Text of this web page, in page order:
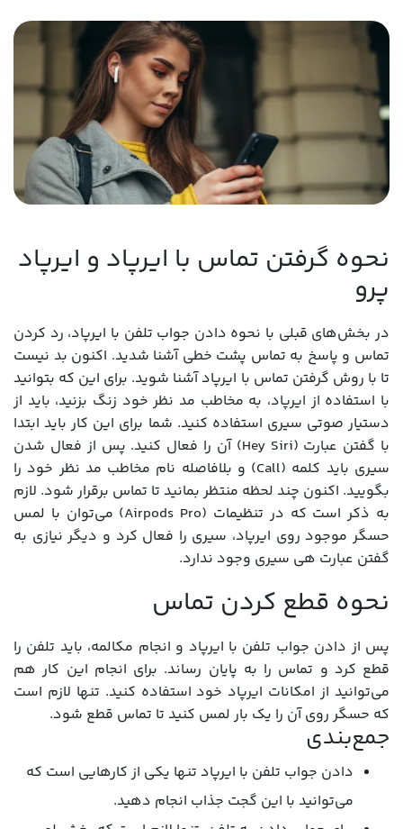
نحوه گرفتن تماس با ایرپاد و ایرپاد
پرو
در بخش‌های قبلی با نحوه دادن جواب تلفن با ایرپاد، رد کردن
تماس و پاسخ به تماس پشت خطی آشنا شدید. اکنون بد نیست
تا با روش گرفتن تماس با ایرپاد آشنا شوید. برای این که بتوانید
با استفاده از ایرپاد، به مخاطب مد نظر خود زنگ بزنید، باید از
دستیار صوتی سیری استفاده کنید. شما برای این کار باید ابتدا
با گفتن عبارت (Hey Siri) آن را فعال کنید. پس از فعال شدن
سیری باید کلمه (Call) و بلافاصله نام مخاطب مد نظر خود را
بگویید. اکنون چند لحظه منتظر بمانید تا تماس برقرار شود. لازم
به ذکر است که در تنظیمات (Airpods Pro) می‌توان با لمس
حسگر موجود روی ایرپاد، سیری را فعال کرد و دیگر نیازی به
گفتن عبارت هی سیری وجود ندارد.
نحوه قطع کردن تماس
پس از دادن جواب تلفن با ایرپاد و انجام مکالمه، باید تلفن را
قطع کرد و تماس را به پایان رساند. برای انجام این کار هم
می‌توانید از امکانات ایرپاد خود استفاده کنید. تنها لازم است
که حسگر روی آن را یک بار لمس کنید تا تماس قطع شود.
جمع‌بندی
دادن جواب تلفن با ایرپاد تنها یکی از کارهایی است که
می‌توانید با این گجت جذاب انجام دهید.